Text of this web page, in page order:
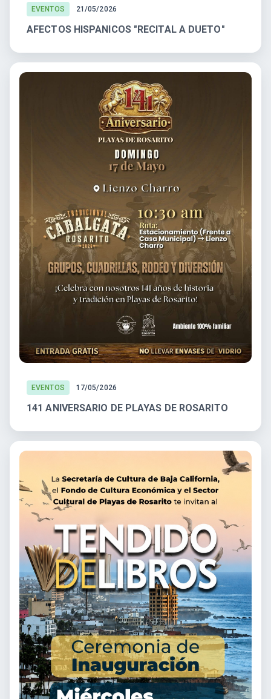
EVENTOS 21/05/2026
AFECTOS HISPANICOS "RECITAL A DUETO"
EVENTOS 17/05/2026
141 ANIVERSARIO DE PLAYAS DE ROSARITO